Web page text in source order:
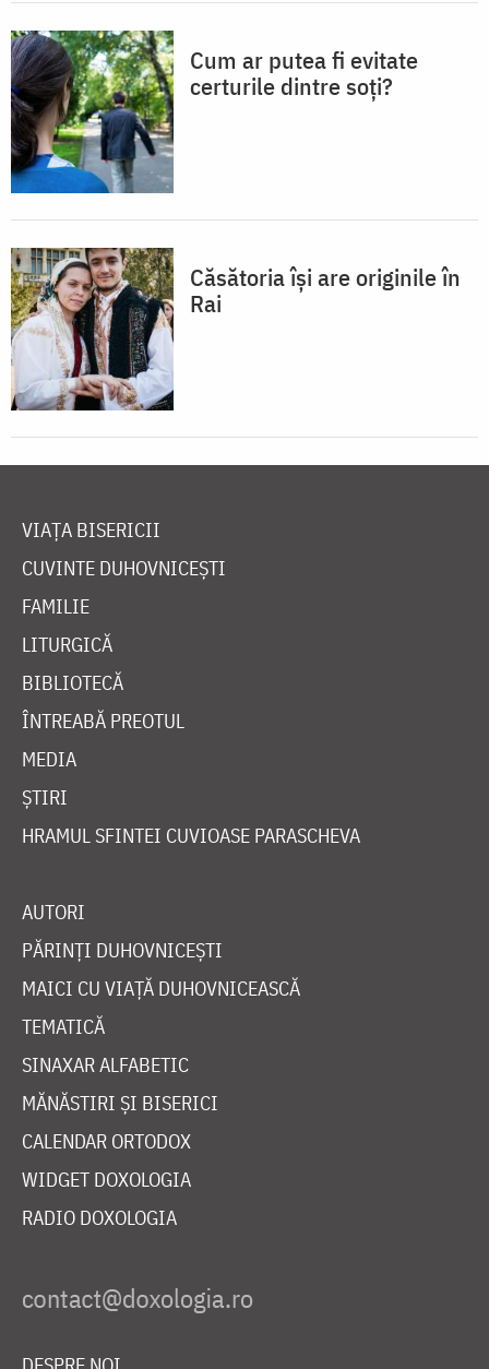
Cum ar putea fi evitate
certurile dintre soți?
Căsătoria își are originile în
Rai
VIAȚA BISERICII
CUVINTE DUHOVNICEȘTI
FAMILIE
LITURGICĂ
BIBLIOTECĂ
ÎNTREABĂ PREOTUL
MEDIA
ȘTIRI
HRAMUL SFINTEI CUVIOASE PARASCHEVA
AUTORI
PĂRINȚI DUHOVNICEȘTI
MAICI CU VIAȚĂ DUHOVNICEASCĂ
TEMATICĂ
SINAXAR ALFABETIC
MĂNĂSTIRI ȘI BISERICI
CALENDAR ORTODOX
WIDGET DOXOLOGIA
RADIO DOXOLOGIA